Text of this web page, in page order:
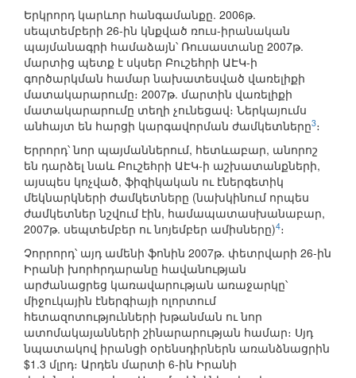
Երկրորդ կարևոր հանգամանքը. 2006թ.
սեպտեմբերի 26-ին կնքված ռուս-իրանական
պայմանագրի համաձայն՝ Ռուսաստանը 2007թ.
մարտից պետք է սկսեր Բուշեհրի ԱԷԿ-ի
գործարկման համար նախատեսված վառելիքի
մատակարարումը։ 2007թ. մարտին վառելիքի
մատակարարումը տեղի չունեցավ։ Ներկայումս
անհայտ են հարցի կարգավորման ժամկետները3։
Երրորդ՝ նոր պայմաններում, հետևաբար, անորոշ
են դարձել նաև Բուշեհրի ԱԷԿ-ի աշխատանքների,
այսպես կոչված, ֆիզիկական ու էներգետիկ
մեկնարկների ժամկետները (նախկինում որպես
ժամկետներ նշվում էին, համապատասխանաբար,
2007թ. սեպտեմբեր ու նոյեմբեր ամիսները)4։
Չորրորդ՝ այդ ամենի ֆոնին 2007թ. փետրվարի 26-ին
Իրանի խորհրդարանը հավանության
արժանացրեց կառավարության առաջարկը՝
միջուկային էներգիայի ոլորտում
հետազոտությունների խթանման ու նոր
ատոմակայանների շինարարության համար։ Սյդ
նպատակով իրանցի օրենսդիրներն առանձնացրին
$1.3 մլրդ։ Արդեն մարտի 6-ին Իրանի